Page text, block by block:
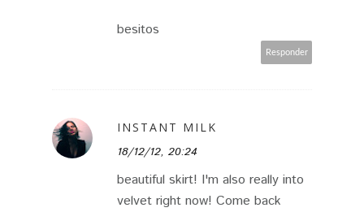
besitos
Responder
INSTANT MILK
18/12/12, 20:24
beautiful skirt! I'm also really into
velvet right now! Come back